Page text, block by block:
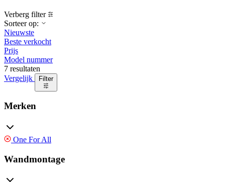
Verberg filter
Sorteer op:
Nieuwste
Beste verkocht
Prijs
Model nummer
7 resultaten
Vergelijk
Filter
Merken
One For All
Wandmontage